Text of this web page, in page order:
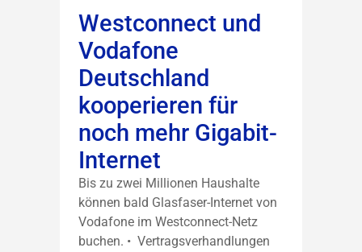
Westconnect und
Vodafone
Deutschland
kooperieren für
noch mehr Gigabit-
Internet
Bis zu zwei Millionen Haushalte
können bald Glasfaser-Internet von
Vodafone im Westconnect-Netz
buchen. • Vertragsverhandlungen